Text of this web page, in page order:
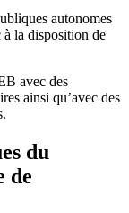
autonomes
à la disposition de
avec des
ainsi qu’avec des
du
de